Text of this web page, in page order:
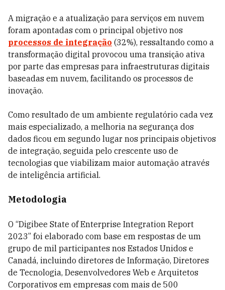
A migração e a atualização para serviços em nuvem
foram apontadas com o principal objetivo nos
processos de integração (32%), ressaltando como a
transformação digital provocou uma transição ativa
por parte das empresas para infraestruturas digitais
baseadas em nuvem, facilitando os processos de
inovação.
Como resultado de um ambiente regulatório cada vez
mais especializado, a melhoria na segurança dos
dados ficou em segundo lugar nos principais objetivos
de integração, seguida pelo crescente uso de
tecnologias que viabilizam maior automação através
de inteligência artificial.
Metodologia
O “Digibee State of Enterprise Integration Report
2023” foi elaborado com base em respostas de um
grupo de mil participantes nos Estados Unidos e
Canadá, incluindo diretores de Informação, Diretores
de Tecnologia, Desenvolvedores Web e Arquitetos
Corporativos em empresas com mais de 500